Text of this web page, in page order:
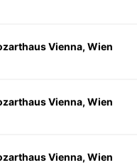
Vienna, Wien
Vienna, Wien
Vienna, Wien